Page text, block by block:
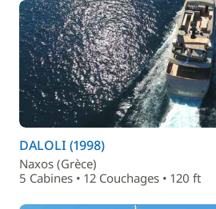
DALOLI (1998)
Naxos (Grèce)
5 Cabines • 12 Couchages • 120 ft